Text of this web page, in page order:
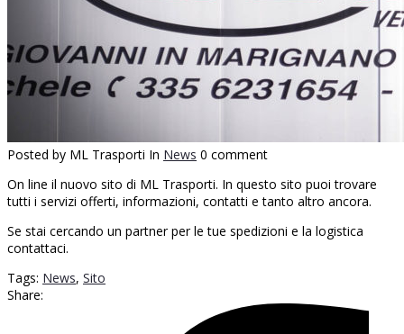
Posted by ML Trasporti In News 0 comment
On line il nuovo sito di ML Trasporti. In questo sito puoi trovare
tutti i servizi offerti, informazioni, contatti e tanto altro ancora.
Se stai cercando un partner per le tue spedizioni e la logistica
contattaci.
Tags: News, Sito
Share: